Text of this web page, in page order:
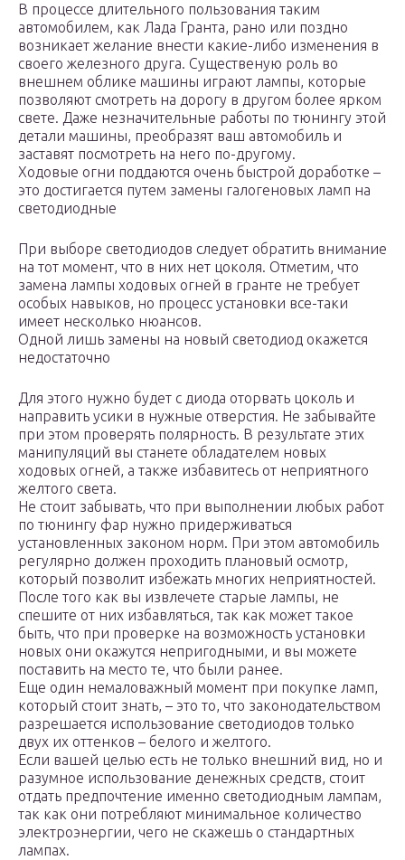
В процессе длительного пользования таким
автомобилем, как Лада Гранта, рано или поздно
возникает желание внести какие-либо изменения в
своего железного друга. Существеную роль во
внешнем облике машины играют лампы, которые
позволяют смотреть на дорогу в другом более ярком
свете. Даже незначительные работы по тюнингу этой
детали машины, преобразят ваш автомобиль и
заставят посмотреть на него по-другому.
Ходовые огни поддаются очень быстрой доработке –
это достигается путем замены галогеновых ламп на
светодиодные
При выборе светодиодов следует обратить внимание
на тот момент, что в них нет цоколя. Отметим, что
замена лампы ходовых огней в гранте не требует
особых навыков, но процесс установки все-таки
имеет несколько нюансов.
Одной лишь замены на новый светодиод окажется
недостаточно
Для этого нужно будет с диода оторвать цоколь и
направить усики в нужные отверстия. Не забывайте
при этом проверять полярность. В результате этих
манипуляций вы станете обладателем новых
ходовых огней, а также избавитесь от неприятного
желтого света.
Не стоит забывать, что при выполнении любых работ
по тюнингу фар нужно придерживаться
установленных законом норм. При этом автомобиль
регулярно должен проходить плановый осмотр,
который позволит избежать многих неприятностей.
После того как вы извлечете старые лампы, не
спешите от них избавляться, так как может такое
быть, что при проверке на возможность установки
новых они окажутся непригодными, и вы можете
поставить на место те, что были ранее.
Еще один немаловажный момент при покупке ламп,
который стоит знать, – это то, что законодательством
разрешается использование светодиодов только
двух их оттенков – белого и желтого.
Если вашей целью есть не только внешний вид, но и
разумное использование денежных средств, стоит
отдать предпочтение именно светодиодным лампам,
так как они потребляют минимальное количество
электроэнергии, чего не скажешь о стандартных
лампах.